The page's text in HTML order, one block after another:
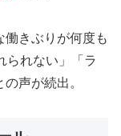
働きぶりが何度も
られない」「ラ
声が続出。